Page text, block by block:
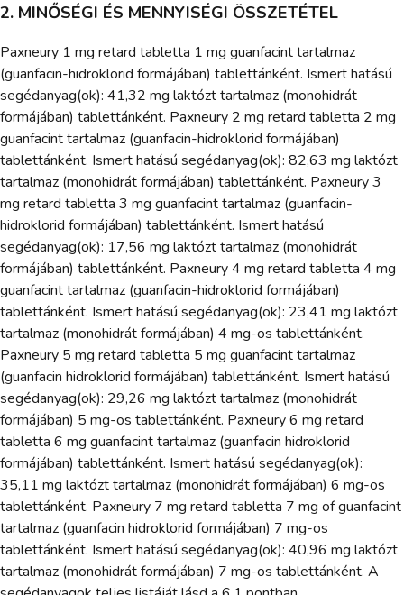
2. MINŐSÉGI ÉS MENNYISÉGI ÖSSZETÉTEL
Paxneury 1 mg retard tabletta 1 mg guanfacint tartalmaz
(guanfacin-hidroklorid formájában) tablettánként. Ismert hatású
segédanyag(ok): 41,32 mg laktózt tartalmaz (monohidrát
formájában) tablettánként. Paxneury 2 mg retard tabletta 2 mg
guanfacint tartalmaz (guanfacin-hidroklorid formájában)
tablettánként. Ismert hatású segédanyag(ok): 82,63 mg laktózt
tartalmaz (monohidrát formájában) tablettánként. Paxneury 3
mg retard tabletta 3 mg guanfacint tartalmaz (guanfacin-
hidroklorid formájában) tablettánként. Ismert hatású
segédanyag(ok): 17,56 mg laktózt tartalmaz (monohidrát
formájában) tablettánként. Paxneury 4 mg retard tabletta 4 mg
guanfacint tartalmaz (guanfacin-hidroklorid formájában)
tablettánként. Ismert hatású segédanyag(ok): 23,41 mg laktózt
tartalmaz (monohidrát formájában) 4 mg-os tablettánként.
Paxneury 5 mg retard tabletta 5 mg guanfacint tartalmaz
(guanfacin hidroklorid formájában) tablettánként. Ismert hatású
segédanyag(ok): 29,26 mg laktózt tartalmaz (monohidrát
formájában) 5 mg-os tablettánként. Paxneury 6 mg retard
tabletta 6 mg guanfacint tartalmaz (guanfacin hidroklorid
formájában) tablettánként. Ismert hatású segédanyag(ok):
35,11 mg laktózt tartalmaz (monohidrát formájában) 6 mg-os
tablettánként. Paxneury 7 mg retard tabletta 7 mg of guanfacint
tartalmaz (guanfacin hidroklorid formájában) 7 mg-os
tablettánként. Ismert hatású segédanyag(ok): 40,96 mg laktózt
tartalmaz (monohidrát formájában) 7 mg-os tablettánként. A